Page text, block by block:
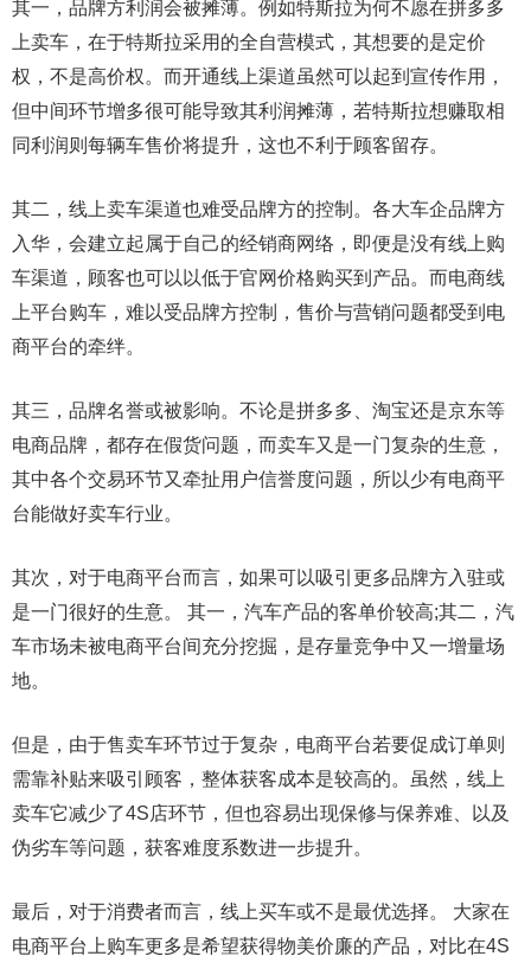
其一，品牌方利润会被摊薄。例如特斯拉为何不愿在拼多多
上卖车，在于特斯拉采用的全自营模式，其想要的是定价
权，不是高价权。而开通线上渠道虽然可以起到宣传作用，
但中间环节增多很可能导致其利润摊薄，若特斯拉想赚取相
同利润则每辆车售价将提升，这也不利于顾客留存。
其二，线上卖车渠道也难受品牌方的控制。各大车企品牌方
入华，会建立起属于自己的经销商网络，即便是没有线上购
车渠道，顾客也可以以低于官网价格购买到产品。而电商线
上平台购车，难以受品牌方控制，售价与营销问题都受到电
商平台的牵绊。
其三，品牌名誉或被影响。不论是拼多多、淘宝还是京东等
电商品牌，都存在假货问题，而卖车又是一门复杂的生意，
其中各个交易环节又牵扯用户信誉度问题，所以少有电商平
台能做好卖车行业。
其次，对于电商平台而言，如果可以吸引更多品牌方入驻或
是一门很好的生意。 其一，汽车产品的客单价较高;其二，汽
车市场未被电商平台间充分挖掘，是存量竞争中又一增量场
地。
但是，由于售卖车环节过于复杂，电商平台若要促成订单则
需靠补贴来吸引顾客，整体获客成本是较高的。虽然，线上
卖车它减少了4S店环节，但也容易出现保修与保养难、以及
伪劣车等问题，获客难度系数进一步提升。
最后，对于消费者而言，线上买车或不是最优选择。 大家在
电商平台上购车更多是希望获得物美价廉的产品，对比在4S